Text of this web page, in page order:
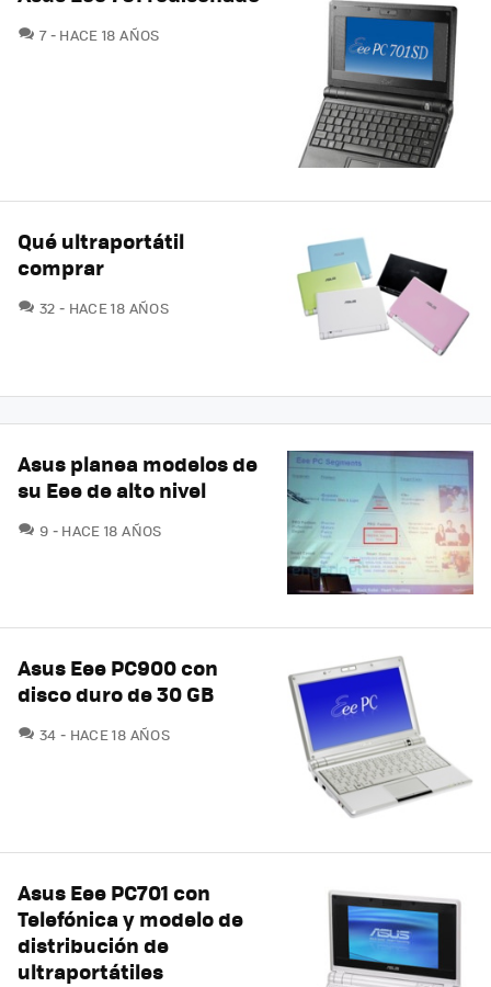
7COMENTARIOS
HACE 18 AÑOS
Qué ultraportátil
comprar
32 COMENTARIOS
HACE 18 AÑOS
Asus planea modelos de
su Eee de alto nivel
9 COMENTARIOS
HACE 18 AÑOS
Asus Eee PC900 con
disco duro de 30 GB
34 COMENTARIOS
HACE 18 AÑOS
Asus Eee PC701 con
Telefónica y modelo de
distribución de
ultraportátiles